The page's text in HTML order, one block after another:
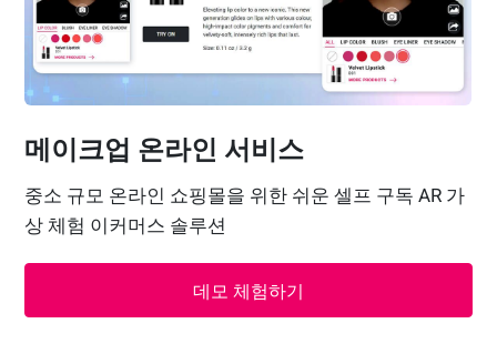
메이크업 온라인 서비스
중소 규모 온라인 쇼핑몰을 위한 쉬운 셀프 구독 AR 가
상 체험 이커머스 솔루션
데모 체험하기